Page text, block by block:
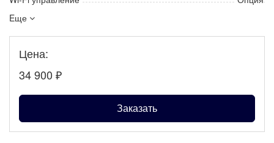
Eще
Цена:
34 900 ₽
Заказать